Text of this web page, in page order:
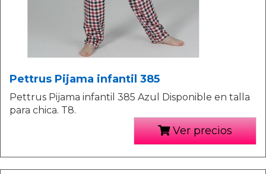
Pettrus Pijama infantil 385
Pettrus Pijama infantil 385 Azul Disponible en talla
para chica. T8.
Ver precios